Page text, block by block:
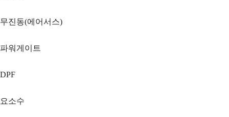
무진동(에어서스)
파워게이트
DPF
요소수